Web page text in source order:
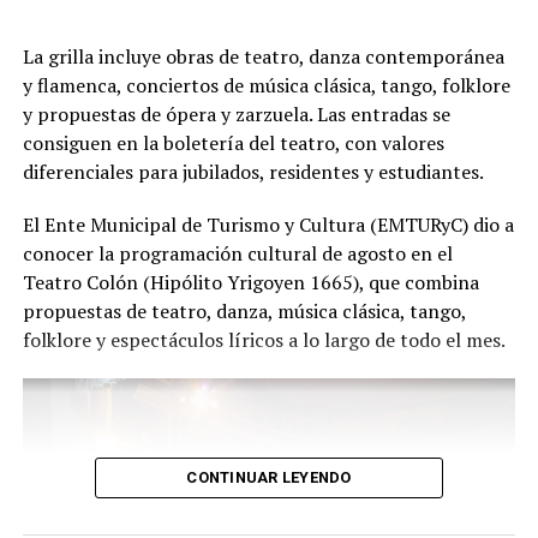
función hay meses de ensayo y un enorme trabajo en
equipo para emocionar y sorprender al
público", expresa Emmanuel Marín.
distinguida con los Premios Estrella de Mar 2024 y
2026 como Mejor Espectáculo de Danza y con el Premio
Faro de Oro 2024. Además, Emmanuel Marín y Lola
Gutiérrez Rey obtuvieron el subcampeonato en el
Mundial de Tango de Buenos Aires.
realizar una gira por Europa. Además, recibió
la Declaración de Interés Cultural como Embajadores
La grilla incluye obras de teatro, danza contemporánea
y flamenca, conciertos de música clásica, tango, folklore
y propuestas de ópera y zarzuela. Las entradas se
consiguen en la boletería del teatro, con valores
diferenciales para jubilados, residentes y estudiantes.
El Ente Municipal de Turismo y Cultura (EMTURyC) dio a
conocer la programación cultural de agosto en el
Teatro Colón (Hipólito Yrigoyen 1665), que combina
propuestas de teatro, danza, música clásica, tango,
folklore y espectáculos líricos a lo largo de todo el mes.
CONTINUAR LEYENDO